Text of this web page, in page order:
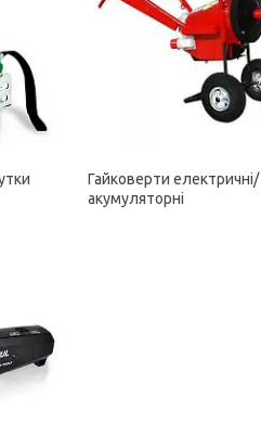
Гайковерти електричні/
акумуляторні